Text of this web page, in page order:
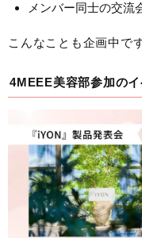
メンバー同士の交流
こんなことも企画中で
4MEEE美容部参加の